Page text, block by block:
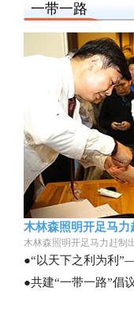
一带一路
木林森照明开足马力
木林森照明开足马力赶制
●“以天下之利为利
●共建“一带一路”倡